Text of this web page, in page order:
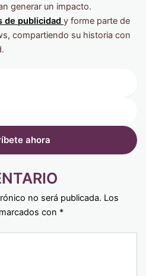
generar un impacto.
de publicidad y forme parte de
compartiendo su historia con
no será publicada. Los
con *